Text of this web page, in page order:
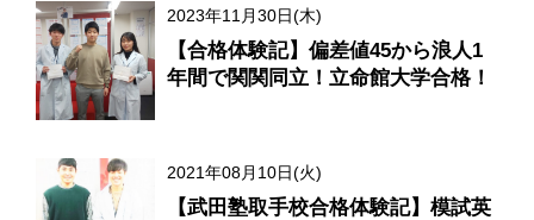
2023年11月30日(木)
【合格体験記】偏差値45から浪人1
年間で関関同立！立命館大学合格！
2021年08月10日(火)
【武田塾取手校合格体験記】模試英